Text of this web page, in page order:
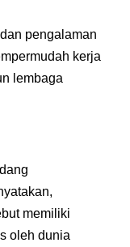
pengalaman
kerja
lembaga
memiliki
oleh dunia